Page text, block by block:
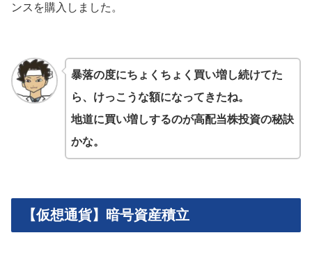
ンスを購入しました。
暴落の度にちょくちょく買い増し続けてた
ら、けっこうな額になってきたね。
地道に買い増しするのが高配当株投資の秘訣
かな。
【仮想通貨】暗号資産積立